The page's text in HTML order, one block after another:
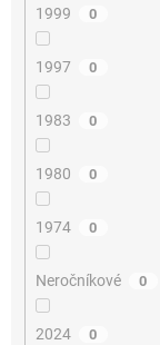
1999 0
1997 0
1983 0
1980 0
1974 0
Neročníkové 0
2024 0